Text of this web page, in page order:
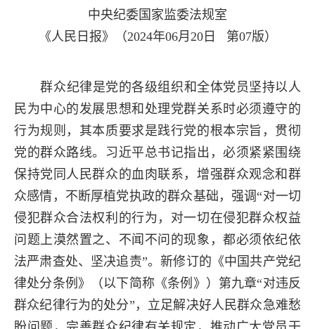
中央纪委国家监委法规室
《人民日报》（2024年06月 20日 第07版）
群众纪律是党的各级组织和全体党员坚持以人
民为中心的发展思想和处理党群关系时必须遵守的
行为规则，其本质要求是践行党的根本宗旨，贯彻
党的群众路线。习近平总书记指出，必须紧紧围绕
保持党同人民群众的血肉联系，增强群众观念和群
众感情，不断厚植党执政的群众基础，强调“对一切
侵犯群众合法权利的行为，对一切在侵犯群众权益
问题上漠然置之、不闻不问的现象，都必须依纪依
法严肃查处、坚决追责”。新修订的《中国共产党纪
律处分条例》（以下简称《条例》）第九章“对违反
群众纪律行为的处分”，立足解决好人民群众急难愁